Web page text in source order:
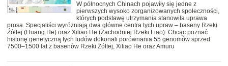
W północnych Chinach pojawiły się jedne z
pierwszych wysoko zorganizowanych społeczności,
których podstawę utrzymania stanowiła uprawa
prosa. Specjaliści wyróżniają dwa główne centra tych upraw – baseny Rzeki
Źółtej (Huang He) oraz Xiliao He (Zachodniej Rzeki Liao). Chcąc poznać
historię genetyczną tych ludów dokonali porównania 55 genomów sprzed
7500–1500 lat z basenów Rzeki Żółtej, Xiliao He oraz Amuru